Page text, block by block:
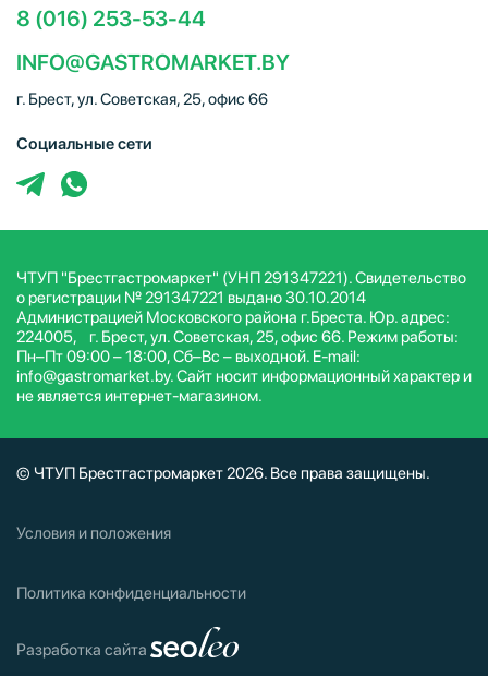
8 (016) 253-53-44
INFO@GASTROMARKET.BY
г. Брест, ул. Советская, 25, офис 66
Социальные сети
ЧТУП "Брестгастромаркет" (УНП 291347221). Свидетельство
о регистрации № 291347221 выдано 30.10.2014
Администрацией Московского района г.Бреста. Юр. адрес:
224005, г. Брест, ул. Советская, 25, офис 66. Режим работы:
Пн–Пт 09:00 – 18:00, Сб–Вс – выходной. E-mail:
info@gastromarket.by. Сайт носит информационный характер и
не является интернет-магазином.
© ЧТУП Брестгастромаркет 2026. Все права защищены.
Условия и положения
Политика конфиденциальности
Разработка сайта